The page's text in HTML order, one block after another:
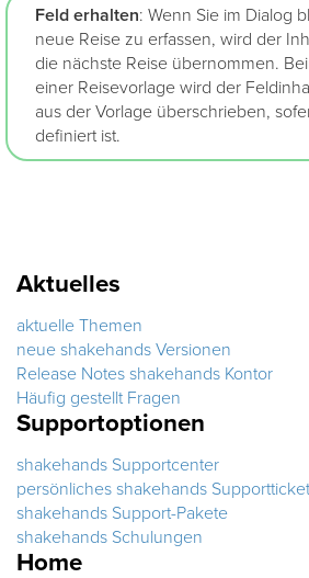
Feld erhalten: Wenn Sie im Dialog
neue Reise zu erfassen, wird der
die nächste Reise übernommen.
einer Reisevorlage wird der
aus der Vorlage überschrieben,
definiert ist.
Aktuelles
aktuelle Themen
neue shakehands Versionen
Release Notes shakehands Kontor
Häufig gestellt Fragen
Supportoptionen
shakehands Supportcenter
persönliches shakehands Supportticket
shakehands Support-Pakete
shakehands Schulungen
Home